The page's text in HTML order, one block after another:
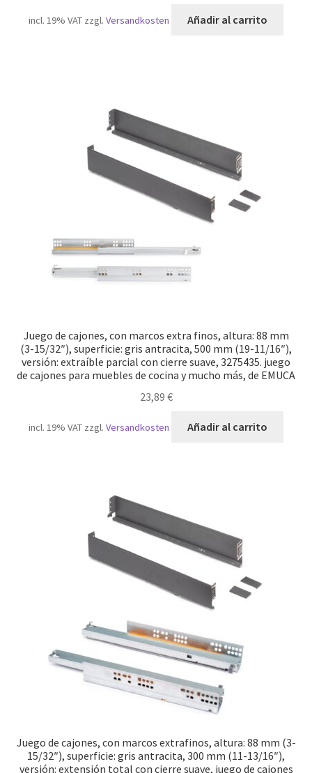
incl. 19% VAT zzgl.Versandkosten Añadir al carrito
Juego de cajones, con marcos extra finos, altura: 88 mm
(3-15/32″), superficie: gris antracita, 500 mm (19-11/16″),
versión: extraíble parcial con cierre suave, 3275435. juego
de cajones para muebles de cocina y mucho más, de EMUCA
23,89 €
incl. 19% VAT zzgl.Versandkosten Añadir al carrito
Juego de cajones, con marcos extrafinos, altura: 88 mm (3-
15/32″), superficie: gris antracita, 300 mm (11-13/16″),
versión: extensión total con cierre suave, juego de cajones